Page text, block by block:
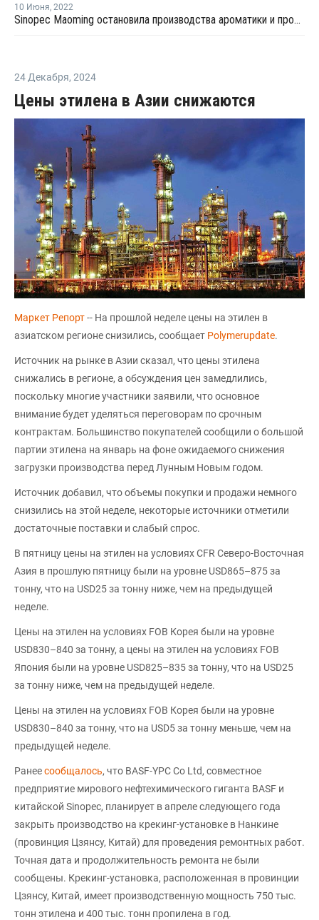
10 Июня, 2022
Sinopec Maoming остановила производства ароматики и производства этилена из-за пожара
24 Декабря, 2024
Цены этилена в Азии снижаются
Маркет Репорт-- На прошлой неделе цены на этилен в
азиатском регионе снизились, сообщает Polymerupdate.
Источник на рынке в Азии сказал, что цены этилена
снижались в регионе, а обсуждения цен замедлились,
поскольку многие участники заявили, что основное
внимание будет уделяться переговорам по срочным
контрактам. Большинство покупателей сообщили о большой
партии этилена на январь на фоне ожидаемого снижения
загрузки производства перед Лунным Новым годом.
Источник добавил, что объемы покупки и продажи немного
снизились на этой неделе, некоторые источники отметили
достаточные поставки и слабый спрос.
В пятницу цены на этилен на условиях CFR Северо-Восточная
Азия в прошлую пятницу были на уровне USD865–875 за
тонну, что на USD25 за тонну ниже, чем на предыдущей
неделе.
Цены на этилен на условиях FOB Корея были на уровне
USD830–840 за тонну, а цены на этилен на условиях FOB
Япония были на уровне USD825–835 за тонну, что на USD25
за тонну ниже, чем на предыдущей неделе.
Цены на этилен на условиях FOB Корея были на уровне
USD830–840 за тонну, что на USD5 за тонну меньше, чем на
предыдущей неделе.
Ранеесообщалось, что BASF-YPC Co Ltd, совместное
предприятие мирового нефтехимического гиганта BASF и
китайской Sinopec, планирует в апреле следующего года
закрыть производство на крекинг-установке в Нанкине
(провинция Цзянсу, Китай) для проведения ремонтных работ.
Точная дата и продолжительность ремонта не были
сообщены. Крекинг-установка, расположенная в провинции
Цзянсу, Китай, имеет производственную мощность 750 тыс.
тонн этилена и 400 тыс. тонн пропилена в год.